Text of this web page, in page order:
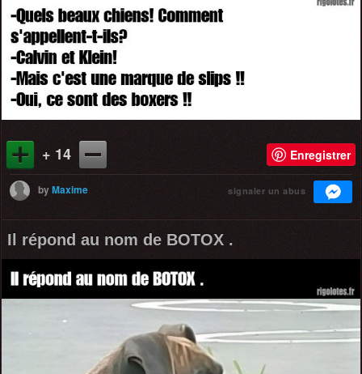
+ 14 Enregistrer
byMaxime signaler un abus
Il répond au nom de BOTOX .